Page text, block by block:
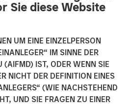
Sie diese Website
UM EINE EINZELPERSON
IM SINNE DER
(AIFMD) IST, ODER WENN SIE
NICHT DER DEFINITION EINES
(WIE NACHSTEHEND
UND SIE FRAGEN ZU EINER
Partners
in